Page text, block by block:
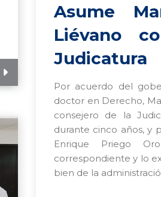
Asume
Liévano
Judicatura
Por acuerdo del
doctor en Derecho,
consejero de la
durante cinco años, y
Enrique Priego
correspondiente y lo
bien de la